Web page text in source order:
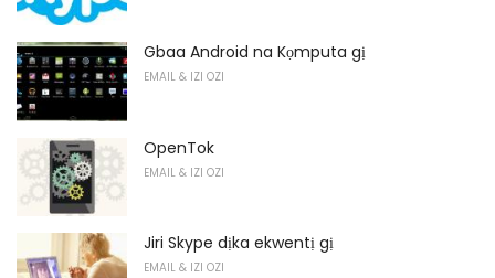
Gbaa Android na Kọmputa gị
EMAIL & IZI OZI
OpenTok
EMAIL & IZI OZI
Jiri Skype dịka ekwentị gị
EMAIL & IZI OZI